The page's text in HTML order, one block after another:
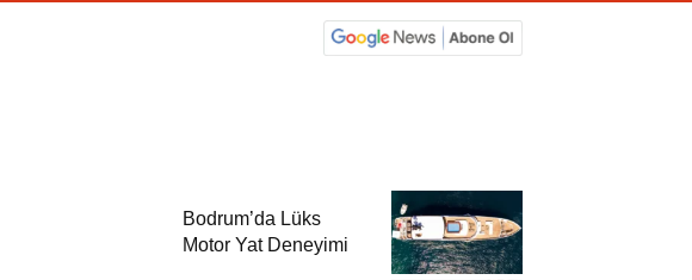
Bodrum’da Lüks
Motor Yat Deneyimi